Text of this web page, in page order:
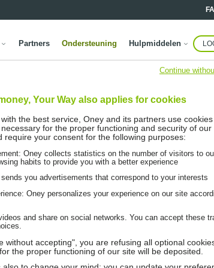
Partners Ondersteuning Hulpmiddelen
Your Way also applies for cookies
the best service, Oney and its partners use
for the proper functioning and security of our
require your consent for the following purposes:
Oney collects statistics on the number of visitors to
habits to provide you with a better experience
you advertisements that correspond to your interests
Oney personalizes your experience on our site
and share on social networks. You can accept these
without accepting", you are refusing all optional
the proper functioning of our site will be deposited.
Continue